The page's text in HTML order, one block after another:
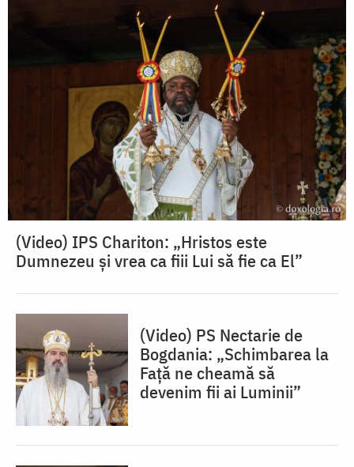
(Video) IPS Chariton: „Hristos este
Dumnezeu și vrea ca fiii Lui să fie ca El”
(Video) PS Nectarie de
Bogdania: „Schimbarea la
Față ne cheamă să
devenim fii ai Luminii”